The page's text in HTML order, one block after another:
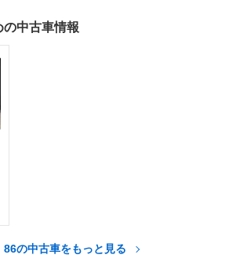
の中古車情報
86の中古車をもっと見る